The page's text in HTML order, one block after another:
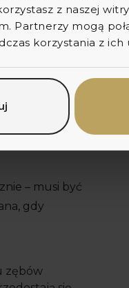
z naszej
Partnerzy mogą
korzystania z ich
w
zęba i
łuku,
w
lub stłoczenie
w
– musi być
gdy
zębów